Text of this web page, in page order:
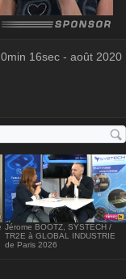
16sec - août 2020
Jérome BOOTZ, SYSTECH /
TR2E à GLOBAL INDUSTRIE
de Paris 2026